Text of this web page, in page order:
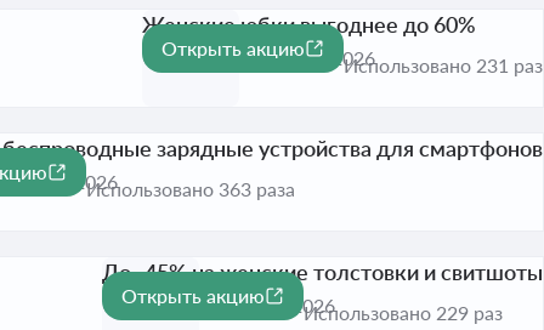
-60%
Женские юбки выгоднее до 60%
Активна до 31 авг. 2026
Открыть акцию
Использовано 231 раз
зарядные устройства для смартфонов
31 авг. 2026Использовано 363 раза
-45%
До -45% на женские толстовки и свитшоты
Активна до 31 авг. 2026
Открыть акцию
Использовано 229 раз